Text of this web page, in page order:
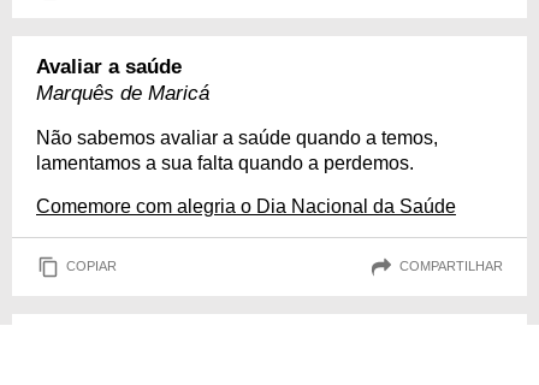
Avaliar a saúde
Marquês de Maricá
Não sabemos avaliar a saúde quando a temos,
lamentamos a sua falta quando a perdemos.
Comemore com alegria o Dia Nacional da Saúde
COPIAR COMPARTILHAR